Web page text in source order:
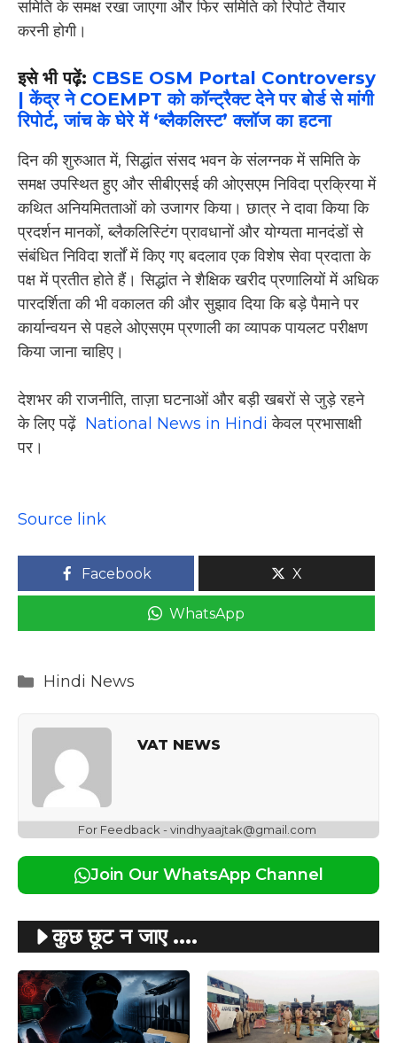
समिति के समक्ष रखा जाएगा और फिर समिति को रिपोर्ट तैयार
करनी होगी।
इसे भी पढ़ें: CBSE OSM Portal Controversy
| केंद्र ने COEMPT को कॉन्ट्रैक्ट देने पर बोर्ड से मांगी
रिपोर्ट, जांच के घेरे में ‘ब्लैकलिस्ट’ क्लॉज का हटना
दिन की शुरुआत में, सिद्धांत संसद भवन के संलग्नक में समिति के
समक्ष उपस्थित हुए और सीबीएसई की ओएसएम निविदा प्रक्रिया में
कथित अनियमितताओं को उजागर किया। छात्र ने दावा किया कि
प्रदर्शन मानकों, ब्लैकलिस्टिंग प्रावधानों और योग्यता मानदंडों से
संबंधित निविदा शर्तों में किए गए बदलाव एक विशेष सेवा प्रदाता के
पक्ष में प्रतीत होते हैं। सिद्धांत ने शैक्षिक खरीद प्रणालियों में अधिक
पारदर्शिता की भी वकालत की और सुझाव दिया कि बड़े पैमाने पर
कार्यान्वयन से पहले ओएसएम प्रणाली का व्यापक पायलट परीक्षण
किया जाना चाहिए।
देशभर की राजनीति, ताज़ा घटनाओं और बड़ी खबरों से जुड़े रहने
के लिए पढ़ें National News in Hindi केवल प्रभासाक्षी
पर।
Source link
Facebook X
WhatsApp
Categories
Hindi News
VAT NEWS
For Feedback - vindhyaajtak@gmail.com
Join Our WhatsApp Channel
कुछ छूट न जाए ....